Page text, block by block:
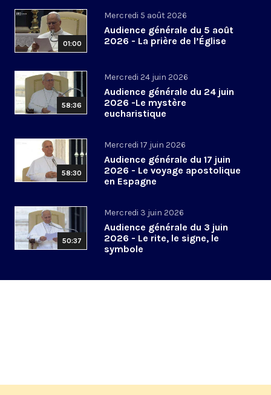
01:00
Mercredi 5 août 2026
Audience générale du 5 août
2026 - La prière de l’Église
58:36
Mercredi 24 juin 2026
Audience générale du 24 juin
2026 -Le mystère
eucharistique
58:30
Mercredi 17 juin 2026
Audience générale du 17 juin
2026 - Le voyage apostolique
en Espagne
50:37
Mercredi 3 juin 2026
Audience générale du 3 juin
2026 - Le rite, le signe, le
symbole